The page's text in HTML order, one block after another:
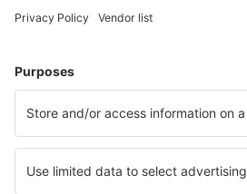
Cele mai căutate hoteluri de
Hoteluri în București
Hoteluri în Cluj-Napoca Hoteluri în
Hoteluri în Brașov Hoteluri în Vadu